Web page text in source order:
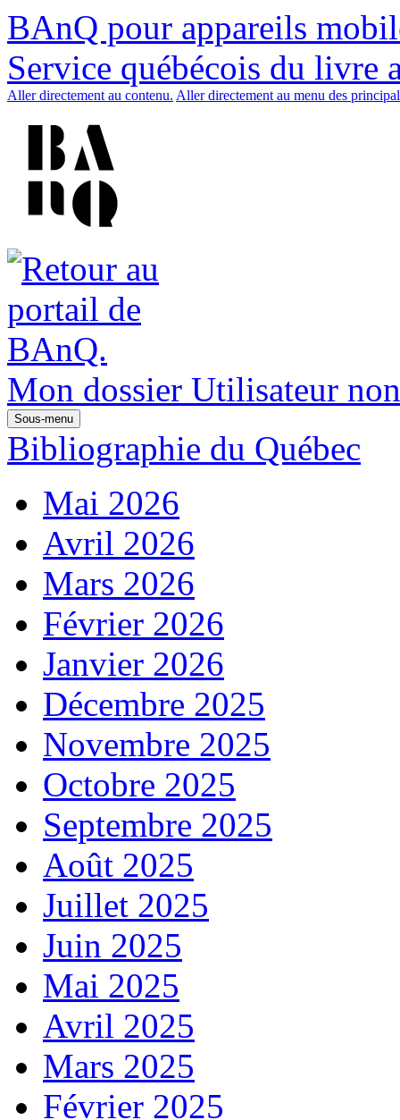
BAnQ pour appareils
Service québécois du livre
Aller directement au contenu. Aller directement au menu des
Mon dossier Utilisateur
Sous-menu
Bibliographie du Québec
Mai 2026
Avril 2026
Mars 2026
Février 2026
Janvier 2026
Décembre 2025
Novembre 2025
Octobre 2025
Septembre 2025
Août 2025
Juillet 2025
Juin 2025
Mai 2025
Avril 2025
Mars 2025
Février 2025